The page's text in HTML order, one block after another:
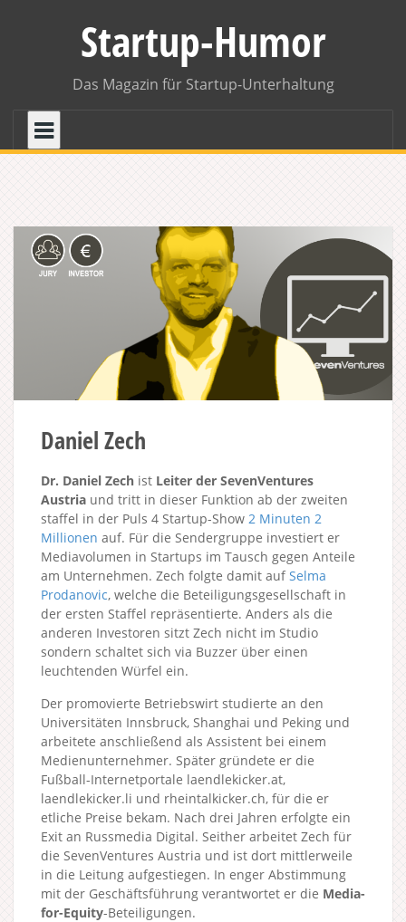
Startup-Humor
Das Magazin für Startup-Unterhaltung
Daniel Zech
Dr. Daniel Zech ist Leiter der SevenVentures
Austria und tritt in dieser Funktion ab der zweiten
staffel in der Puls 4 Startup-Show 2 Minuten 2
Millionen auf. Für die Sendergruppe investiert er
Mediavolumen in Startups im Tausch gegen Anteile
am Unternehmen. Zech folgte damit aufSelma
Prodanovic, welche die Beteiligungsgesellschaft in
der ersten Staffel repräsentierte. Anders als die
anderen Investoren sitzt Zech nicht im Studio
sondern schaltet sich via Buzzer über einen
leuchtenden Würfel ein.
Der promovierte Betriebswirt studierte an den
Universitäten Innsbruck, Shanghai und Peking und
arbeitete anschließend als Assistent bei einem
Medienunternehmer. Später gründete er die
Fußball-Internetportale laendlekicker.at,
laendlekicker.li und rheintalkicker.ch, für die er
etliche Preise bekam. Nach drei Jahren erfolgte ein
Exit an Russmedia Digital. Seither arbeitet Zech für
die SevenVentures Austria und ist dort mittlerweile
in die Leitung aufgestiegen. In enger Abstimmung
mit der Geschäftsführung verantwortet er die Media-
for-Equity-Beteiligungen.